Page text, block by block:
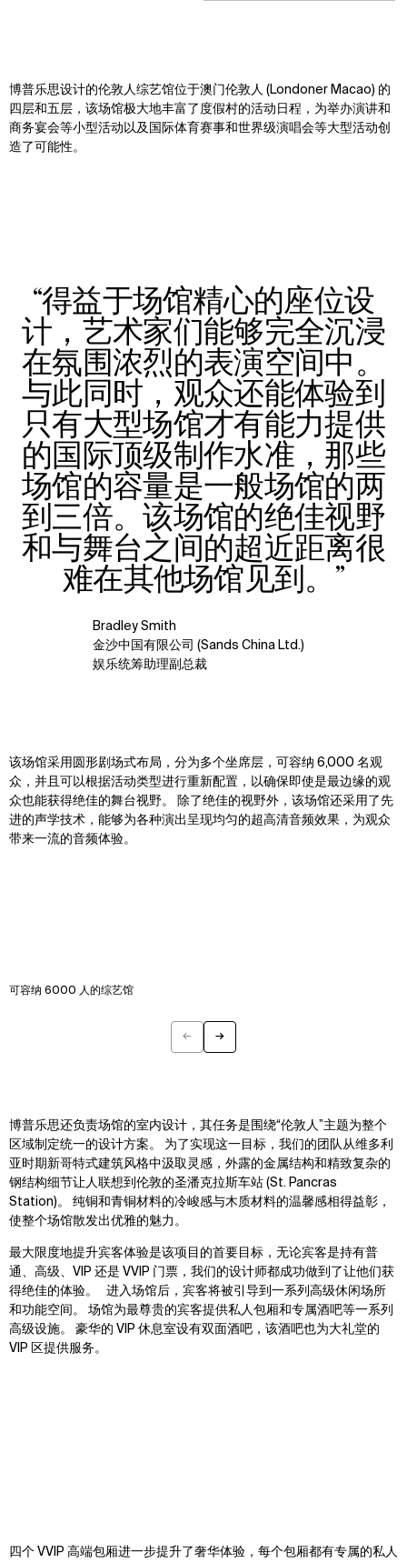
博普乐思设计的伦敦人综艺馆位于澳门伦敦人 (Londoner Macao) 的
四层和五层，该场馆极大地丰富了度假村的活动日程，为举办演讲和
商务宴会等小型活动以及国际体育赛事和世界级演唱会等大型活动创
造了可能性。
“得益于场馆精心的座位设
计，艺术家们能够完全沉浸
在氛围浓烈的表演空间中。
与此同时，观众还能体验到
只有大型场馆才有能力提供
的国际顶级制作水准，那些
场馆的容量是一般场馆的两
到三倍。该场馆的绝佳视野
和与舞台之间的超近距离很
难在其他场馆见到。”
Bradley Smith
金沙中国有限公司 (Sands China Ltd.)
娱乐统筹助理副总裁
该场馆采用圆形剧场式布局，分为多个坐席层，可容纳 6,000 名观
众，并且可以根据活动类型进行重新配置，以确保即使是最边缘的观
众也能获得绝佳的舞台视野。
除了绝佳的视野外，该场馆还采用了先
进的声学技术，能够为各种演出呈现均匀的超高清音频效果，为观众
带来一流的音频体验。
← →
可容纳 6000 人的综艺馆
博普乐思还负责场馆的室内设计，其任务是围绕“伦敦人”主题为整个
区域制定统一的设计方案。
为了实现这一目标，我们的团队从维多利
亚时期新哥特式建筑风格中汲取灵感，外露的金属结构和精致复杂的
钢结构细节让人联想到伦敦的圣潘克拉斯车站 (St. Pancras
Station)。 纯铜和青铜材料的冷峻感与木质材料的温馨感相得益彰，
使整个场馆散发出优雅的魅力。
最大限度地提升宾客体验是该项目的首要目标，无论宾客是持有普
通、高级、VIP 还是 VVIP 门票，我们的设计师都成功做到了让他们获
得绝佳的体验。
进入场馆后，宾客将被引导到一系列高级休闲场所
和功能空间。 场馆为最尊贵的宾客提供私人包厢和专属酒吧等一系列
高级设施。 豪华的 VIP 休息室设有双面酒吧，该酒吧也为大礼堂的
VIP 区提供服务。
Zoom
Zoom
Zoom
四个 VVIP 高端包厢进一步提升了奢华体验，每个包厢都有专属的私人